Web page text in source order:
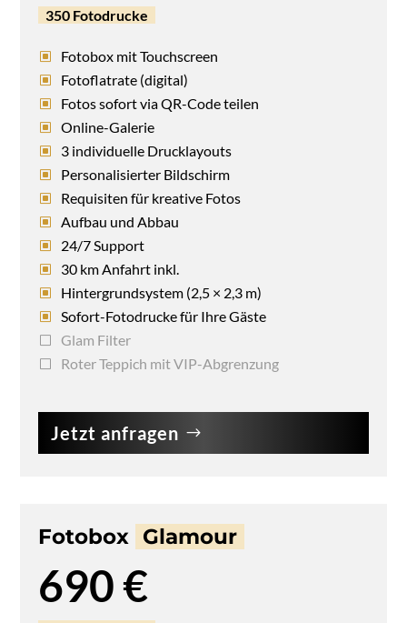
350 Fotodrucke
Fotobox mit Touchscreen
Fotoflatrate (digital)
Fotos sofort via QR-Code teilen
Online-Galerie
3 individuelle Drucklayouts
Personalisierter Bildschirm
Requisiten für kreative Fotos
Aufbau und Abbau
24/7 Support
30 km Anfahrt inkl.
Hintergrundsystem (2,5 × 2,3 m)
Sofort-Fotodrucke für Ihre Gäste
Glam Filter
Roter Teppich mit VIP-Abgrenzung
Jetzt anfragen
Fotobox Glamour
690 €